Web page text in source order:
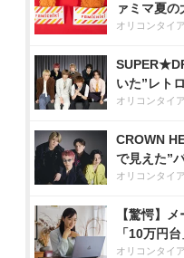
ァミマ夏
オリコンタイ
いた”レト
オリコンタイ
CROWN
で見えた”
オリコンタイ
【驚愕】
「10万円
オリコンタイ